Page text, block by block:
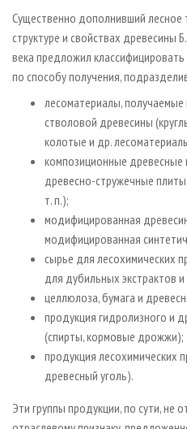
Существенно дополнивший
структуре и свойствах древесины
века предложил
по способу получения,
лесоматериалы,
стволовой древесины
колотые и др.
композиционные древесные
древесно-стружечные
т. п.);
модифицированная
модифицированная
сырье для лесохимических
для дубильных экстрактов
целлюлоза, бумага и
продукция гидролизного и
(спирты, кормовые дрожжи);
продукция лесохимических
древесный уголь).
Эти группы продукции, по сути, не